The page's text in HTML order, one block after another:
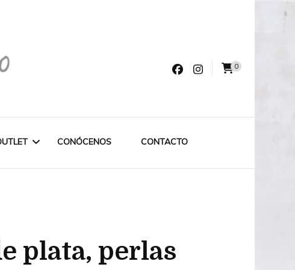
0
OUTLET 75€
CONÓCENOS CONTACTO
plata, perlas